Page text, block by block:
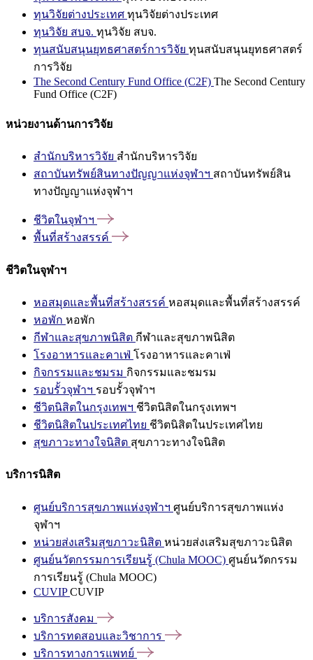
ทุนวิจัยต่างประเทศ ทุนวิจัยต่างประเทศ
ทุนวิจัย สบจ. ทุนวิจัย สบจ.
ทุนสนับสนุนยุทธศาสตร์การวิจัย ทุนสนับสนุนยุทธศาสตร์
การวิจัย
The Second Century Fund Office (C2F) The Second Century
Fund Office (C2F)
หน่วยงานด้านการวิจัย
สำนักบริหารวิจัย สำนักบริหารวิจัย
สถาบันทรัพย์สินทางปัญญาแห่งจุฬาฯ สถาบันทรัพย์สิน
ทางปัญญาแห่งจุฬาฯ
ชีวิตในจุฬาฯ
พื้นที่สร้างสรรค์
ชีวิตในจุฬาฯ
หอสมุดและพื้นที่สร้างสรรค์ หอสมุดและพื้นที่สร้างสรรค์
หอพัก หอพัก
กีฬาและสุขภาพนิสิต กีฬาและสุขภาพนิสิต
โรงอาหารและคาเฟ่ โรงอาหารและคาเฟ่
กิจกรรมและชมรม กิจกรรมและชมรม
รอบรั้วจุฬาฯ รอบรั้วจุฬาฯ
ชีวิตนิสิตในกรุงเทพฯ ชีวิตนิสิตในกรุงเทพฯ
ชีวิตนิสิตในประเทศไทย ชีวิตนิสิตในประเทศไทย
สุขภาวะทางใจนิสิต สุขภาวะทางใจนิสิต
บริการนิสิต
ศูนย์บริการสุขภาพแห่งจุฬาฯ ศูนย์บริการสุขภาพแห่ง
จุฬาฯ
หน่วยส่งเสริมสุขภาวะนิสิต หน่วยส่งเสริมสุขภาวะนิสิต
ศูนย์นวัตกรรมการเรียนรู้ (Chula MOOC) ศูนย์นวัตกรรม
การเรียนรู้ (Chula MOOC)
CUVIPCUVIP
บริการสังคม
บริการทดสอบและวิชาการ
บริการทางการแพทย์